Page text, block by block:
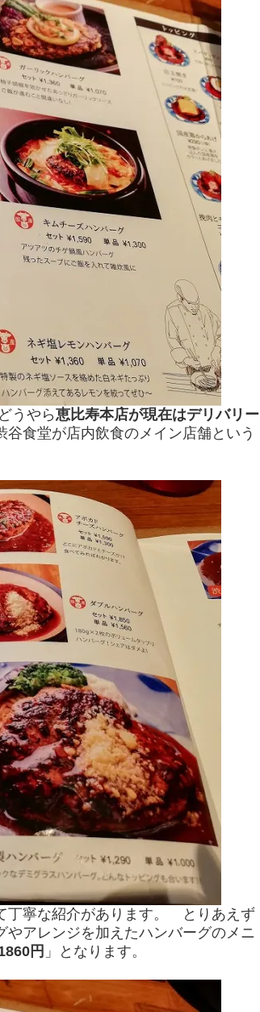
うやら恵比寿本店が現在はデリバリー
谷食堂が店内飲食のメイン店舗という
丁寧な紹介があります。 とりあえず
アレンジを加えたハンバーグのメニ
円 」となります。